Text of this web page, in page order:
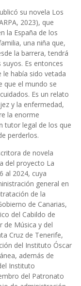
su novela Los
2023), que
la España de los
una niña que,
la barrera, tendrá
Es entonces
había sido vetada
que el mundo se
Es un relato
y la enfermedad,
la enorme
tutor legal de los que
perderlos.
de novela
del proyecto La
al 2024, cuya
general en
de la
de Canarias,
del Cabildo de
de Música y del
Cruz de Tenerife,
del Instituto Óscar
además de
Instituto
del Patronato